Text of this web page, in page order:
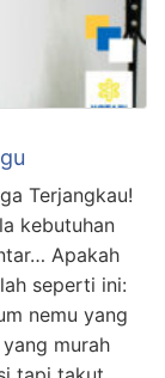
Terjangkau!
kebutuhan
Apakah
seperti ini:
nemu yang
murah